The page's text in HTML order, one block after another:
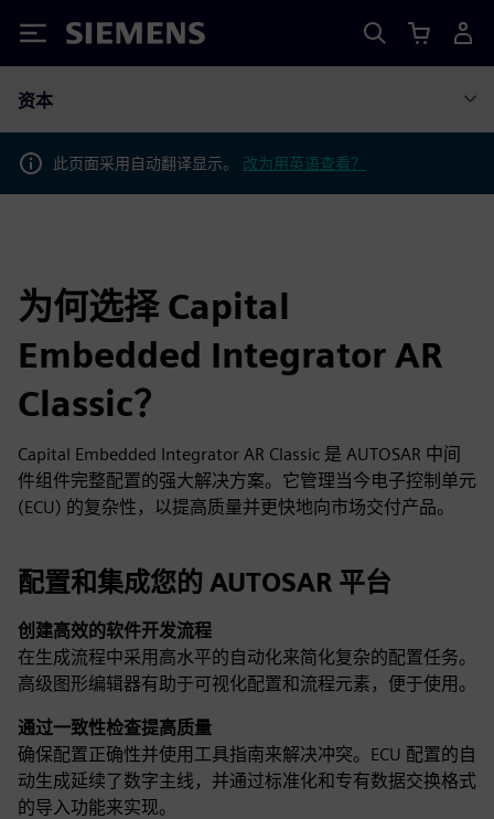
Siemens
资本
此页面采用自动翻译显示。 改为用英语查看？
为何选择 Capital
Embedded Integrator AR
Classic？
Capital Embedded Integrator AR Classic 是 AUTOSAR 中间
件组件完整配置的强大解决方案。它管理当今电子控制单元
(ECU) 的复杂性，以提高质量并更快地向市场交付产品。
配置和集成您的 AUTOSAR 平台
创建高效的软件开发流程
在生成流程中采用高水平的自动化来简化复杂的配置任务。
高级图形编辑器有助于可视化配置和流程元素，便于使用。
通过一致性检查提高质量
确保配置正确性并使用工具指南来解决冲突。ECU 配置的自
动生成延续了数字主线，并通过标准化和专有数据交换格式
的导入功能来实现。